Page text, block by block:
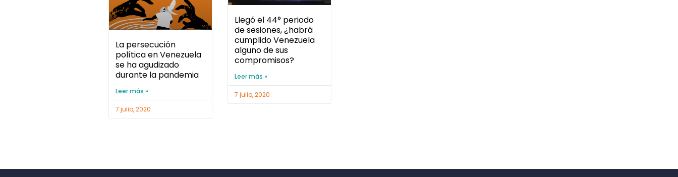
La persecución
política en Venezuela
se ha agudizado
durante la pandemia
Leer más »
7 julio, 2020
Llegó el 44° periodo
de sesiones, ¿habrá
cumplido Venezuela
alguno de sus
compromisos?
Leer más »
7 julio, 2020